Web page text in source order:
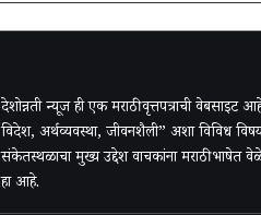
देशोन्नती न्यूज ही एक मराठी वृत्तपत्राची
विदेश, अर्थव्यवस्था, जीवनशैली” अशा विविध
संकेतस्थळाचा मुख्य उद्देश वाचकांना मराठी
हा आहे.